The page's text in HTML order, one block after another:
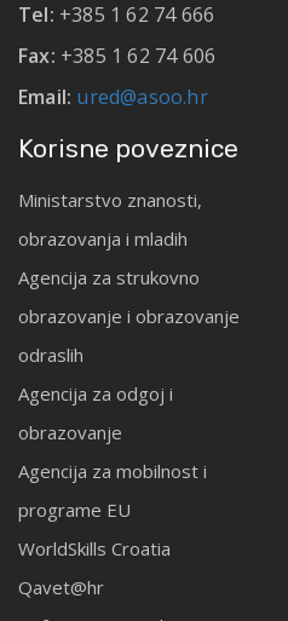
Tel: +385 1 62 74 666
Fax: +385 1 62 74 606
Email: ured@asoo.hr
Korisne poveznice
Ministarstvo znanosti,
obrazovanja i mladih
Agencija za strukovno
obrazovanje i obrazovanje
odraslih
Agencija za odgoj i
obrazovanje
Agencija za mobilnost i
programe EU
WorldSkills Croatia
Qavet@hr